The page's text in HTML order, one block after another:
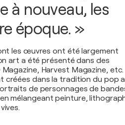
à nouveau, les
époque. »
les œuvres ont été largement
art a été présenté dans des
Harvest Magazine, etc.
créées dans la tradition du pop
de personnages de
mélangeant peinture,